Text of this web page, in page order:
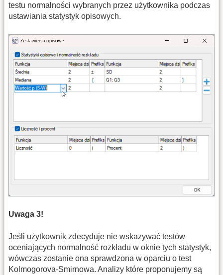
testu normalności wybranych przez użytkownika podczas
ustawiania statystyk opisowych.
Uwaga 3!
Jeśli użytkownik zdecyduje nie wskazywać testów
oceniających normalność rozkładu w oknie tych statystyk,
wówczas zostanie ona sprawdzona w oparciu o test
Kolmogorova-Smirnowa. Analizy które proponujemy są